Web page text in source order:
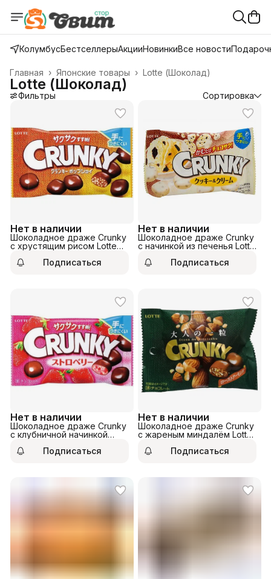
КолумбусБестселлерыАкцииНовинкиВсе новости
Lotte (Шоколад)
Японские товары ›
Главная ›
Lotte (Шоколад)
Фильтры Сортировка
Нет в наличии
Шоколадное драже Crunky
с хрустящим рисом Lotte
Подписаться
Нет в наличии
Шоколадное драже Crunky
с начинкой из печенья Lotte
Подписаться
Нет в наличии
Шоколадное драже Crunky
с клубничной начинкой
Подписаться
Нет в наличии
Шоколадное драже Crunky
с жареным миндалём Lotte
Подписаться